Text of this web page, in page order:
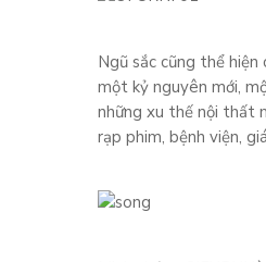
Ngũ sắc cũng thể
một kỷ nguyên mới,
những xu thế nội thất
rạp phim, bệnh viện,